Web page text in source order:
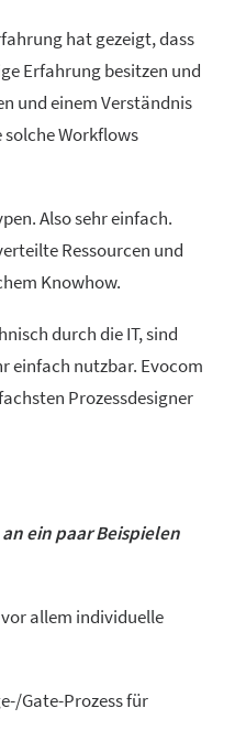
hat gezeigt, dass
Erfahrung besitzen und
und einem Verständnis
Workflows
Also sehr einfach.
Ressourcen und
Knowhow.
durch die IT, sind
einfach nutzbar. Evocom
Prozessdesigner
ein paar Beispielen
allem individuelle
Gate-Prozess für